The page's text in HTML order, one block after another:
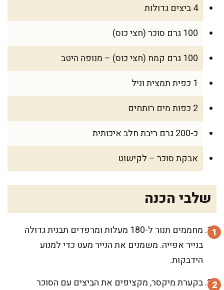
4 ביצים גדולות
100 גרם סוכר (חצי כוס)
100 גרם קמח (חצי כוס) – מנופה היטב
1 כפית תמצית וניל
2 כפות מים רותחים
כ-200 גרם ריבת חלב איכותית
אבקת סוכר – לקישוט
שלבי הכנה
מחממים תנור ל-180 מעלות ומרפדים תבנית גדולה
בנייר אפייה. משמנים את הנייר מעט כדי למנוע
הידבקות.
בקערת מיקסר, מקציפים את הביצים עם הסוכר